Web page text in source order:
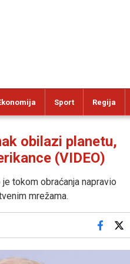
Sport Regija
obilazi planetu,
(VIDEO)
tokom obraćanja napravio
mrežama.
Facebook